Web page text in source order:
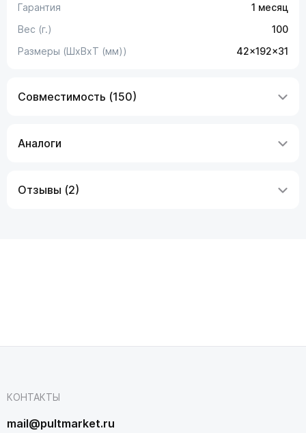
Гарантия
1 месяц
Вес (г.)
100
Размеры (ШxВxТ (мм))
42x192x31
Совместимость (150)
Аналоги
Отзывы (2)
КОНТАКТЫ
mail@pultmarket.ru